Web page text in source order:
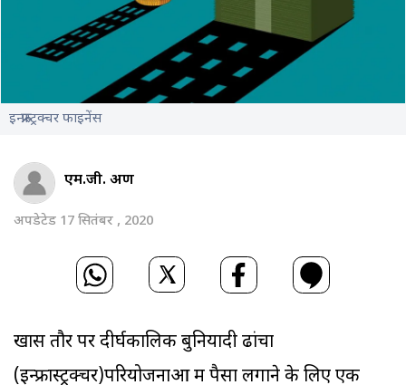
इन्फ्रास्ट्रक्चर फाइनेंस
एम.जी. अरुण
अपडेटेड 17 सितंबर , 2020
खास तौर पर दीर्घकालिक बुनियादी ढांचा
(इन्फ्रास्ट्रक्चर)परियोजनाओं में पैसा लगाने के लिए एक